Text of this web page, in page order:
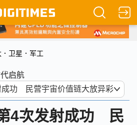
卫星．军工
启航
4次发射成功 民